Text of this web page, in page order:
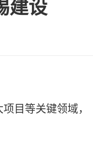
建设
目等关键领域，